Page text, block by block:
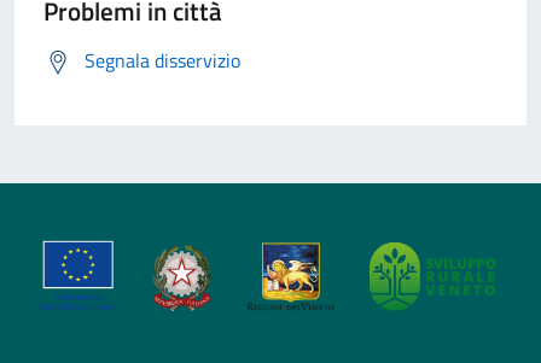
Problemi in città
Segnala disservizio